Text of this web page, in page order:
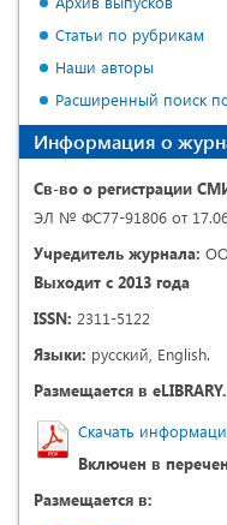
Статьи по рубрикам
Наши авторы
Расширенный поиск
Информация о
Св-во о регистрации
ЭЛ № ФС77-91806 от
Учредитель журнала:
Выходит с 2013 года
ISSN: 2311-5122
Языки: русский, English.
Размещается в
Скачать
Включен в
Размещается в: